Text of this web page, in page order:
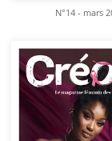
N°14 - mars